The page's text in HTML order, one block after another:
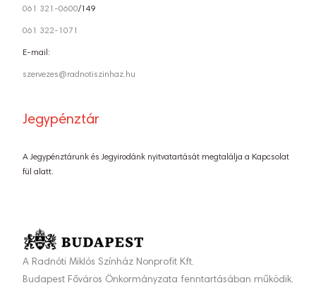
061 321-0600/149
061 322-1071
E-mail:
szervezes@radnotiszinhaz.hu
Jegypénztár
A Jegypénztárunk és Jegyirodánk nyitvatartását megtalálja a Kapcsolat
fül alatt.
A Radnóti Miklós Színház Nonprofit Kft.
Budapest Főváros Önkormányzata fenntartásában működik.